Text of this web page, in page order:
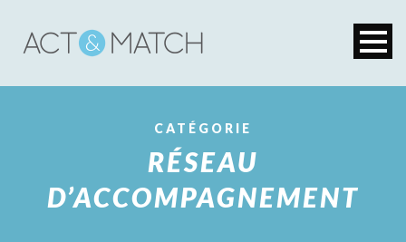
CATÉGORIE
RÉSEAU
D’ACCOMPAGNEMENT